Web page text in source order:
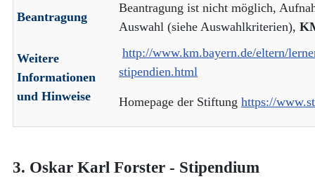
Beantragung
Beantragung ist nicht möglich,
Auswahl (siehe Auswahlkriterien),
Weitere
Informationen
und Hinweise
http://www.km.bayern.de/eltern/
stipendien.html
Homepage der Stiftung https://
3. Oskar Karl Forster - Stipendium